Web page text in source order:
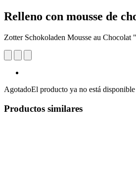
Relleno con mousse de
Zotter Schokoladen Mousse au Chocolat
AgotadoEl producto ya no está
Productos similares